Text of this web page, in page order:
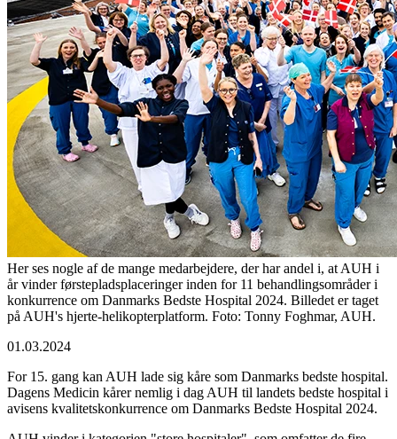
Her ses nogle af de mange medarbejdere, der har andel i, at AUH i
år vinder førstepladsplaceringer inden for 11 behandlingsområder i
konkurrence om Danmarks Bedste Hospital 2024. Billedet er taget
på AUH's hjerte-helikopterplatform. Foto: Tonny Foghmar, AUH.
01.03.2024
For 15. gang kan AUH lade sig kåre som Danmarks bedste hospital.
Dagens Medicin kårer nemlig i dag AUH til landets bedste hospital i
avisens kvalitetskonkurrence om Danmarks Bedste Hospital 2024.